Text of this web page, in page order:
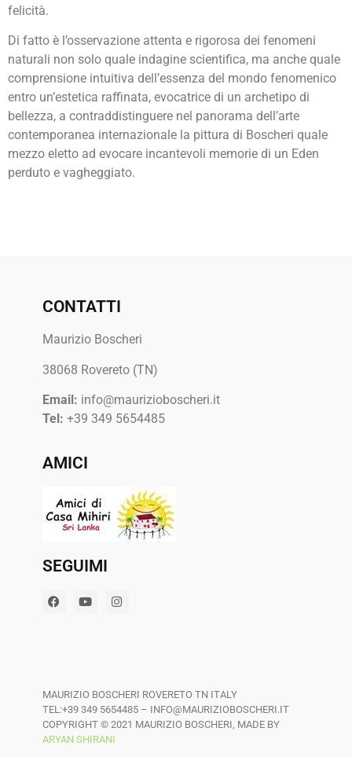
felicità.
Di fatto è l’osservazione attenta e rigorosa dei fenomeni
naturali non solo quale indagine scientifica, ma anche quale
comprensione intuitiva dell’essenza del mondo fenomenico
entro un’estetica raffinata, evocatrice di un archetipo di
bellezza, a contraddistinguere nel panorama dell’arte
contemporanea internazionale la pittura di Boscheri quale
mezzo eletto ad evocare incantevoli memorie di un Eden
perduto e vagheggiato.
CONTATTI
Maurizio Boscheri
38068 Rovereto (TN)
Email: info@maurizioboscheri.it
Tel: +39 349 5654485
AMICI
SEGUIMI
MAURIZIO BOSCHERI ROVERETO TN ITALY
TEL:+39 349 5654485 – INFO@MAURIZIOBOSCHERI.IT
COPYRIGHT ©️ 2021 MAURIZIO BOSCHERI, MADE BY
ARYAN SHIRANI